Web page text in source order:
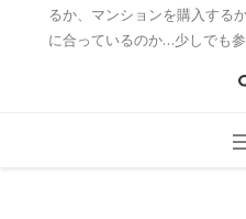
るか、マンションを購入する
に合っているのか…少しでも